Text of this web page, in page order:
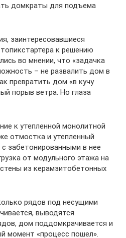
домкраты для подъема
заинтересовавшиеся
к решению
во мнении, что «задачка
– не развалить дом в
превратить дом «в кучу
порыв ветра. Но глаза
к утепленной монолитной
отмостка и утепленный
забетонированными в нее
от модульного этажа на
из керамзитобетонных
рядов под несущими
выводятся
дом поддомкрачивается и
момент «процесс пошел».